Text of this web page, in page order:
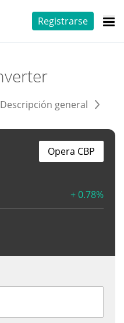
Registrarse
Descripción general
+ 0.78%
Opera CBP